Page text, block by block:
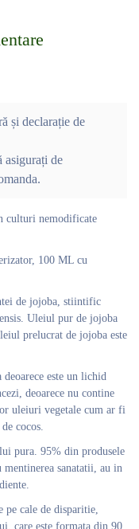
și declarație de
asigurați de
culturi nemodificate
100 ML cu
de jojoba, stiintific
Uleiul pur de jojoba
prelucrat de jojoba este
este un lichid
deoarece nu contine
uleiuri vegetale cum ar fi
cocos.
pura. 95% din produsele
sanatatii, au in
pe cale de disparitie,
care este formata din 90